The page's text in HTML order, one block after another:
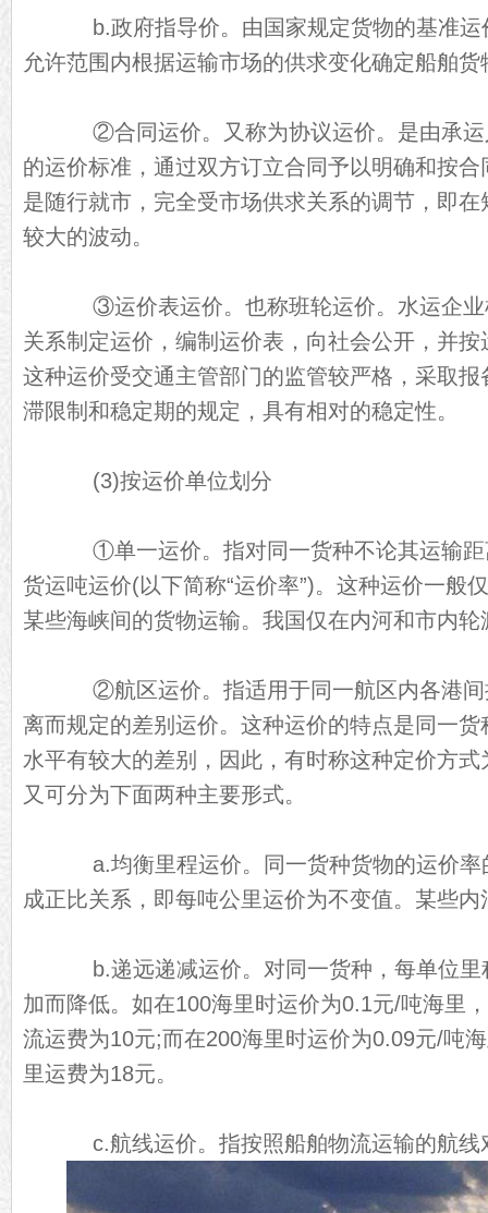
b.政府指导价。由国家规定货物的基准运
允许范围内根据运输市场的供求变化确定船舶货
②合同运价。又称为协议运价。是由承运
的运价标准，通过双方订立合同予以明确和按
是随行就市，完全受市场供求关系的调节，即
较大的波动。
③运价表运价。也称班轮运价。水运企业
关系制定运价，编制运价表，向社会公开，并
这种运价受交通主管部门的监管较严格，采取
滞限制和稳定期的规定，具有相对的稳定性。
(3)按运价单位划分
①单一运价。指对同一货种不论其运输距
货运吨运价(以下简称“运价率”)。这种运价一般
某些海峡间的货物运输。我国仅在内河和市内
②航区运价。指适用于同一航区内各港间
离而规定的差别运价。这种运价的特点是同一
水平有较大的差别，因此，有时称这种定价方式
又可分为下面两种主要形式。
a.均衡里程运价。同一货种货物的运价率
成正比关系，即每吨公里运价为不变值。某些
b.递远递减运价。对同一货种，每单位里
加而降低。如在100海里时运价为0.1元/吨海里
流运费为10元;而在200海里时运价为0.09元/吨
里运费为18元。
c.航线运价。指按照船舶物流运输的航线